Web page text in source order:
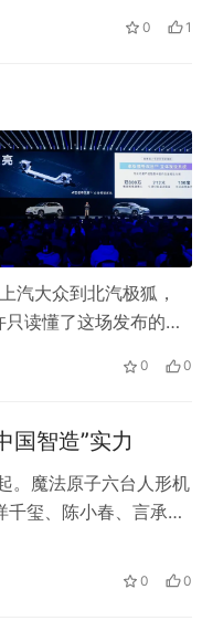
须面对的现实问题。
验与灵活多样的传输
0 1
汽大众到北汽极狐，
读懂了这场发布的一
展台的公司。这个看
0 0
国智造”实力
。魔法原子六台人形机
玺、陈小春、言承
为节目注入鲜明的中
0 0